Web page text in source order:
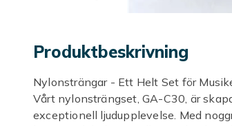
Produktbeskrivning
Nylonsträngar - Ett Helt Set för
Vårt nylonsträngset, GA-C30, är
exceptionell ljudupplevelse. Med